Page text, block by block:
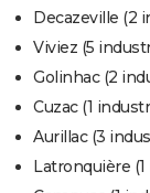
FORUM
Bricolage
Lifestyle
Culture
Sport
Auto
Television
Voyage
Cinema
Decazeville (2
Viviez (5
Golinhac (2
Cuzac (1
Aurillac (3
Latronquière